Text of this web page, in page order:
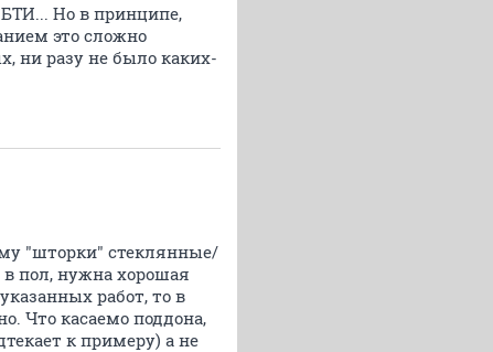
БТИ... Но в принципе,
это сложно
ни разу не было каких-
"шторки" стеклянные/
пол, нужна хорошая
работ, то в
Что касаемо поддона,
к примеру) а не